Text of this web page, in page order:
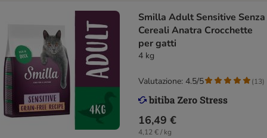
Smilla Adult Sensitive Senza
Cereali Anatra Crocchette
per gatti
4 kg
16,49 €
4,12 € / kg
Valutazione: 4.5/5 (13)